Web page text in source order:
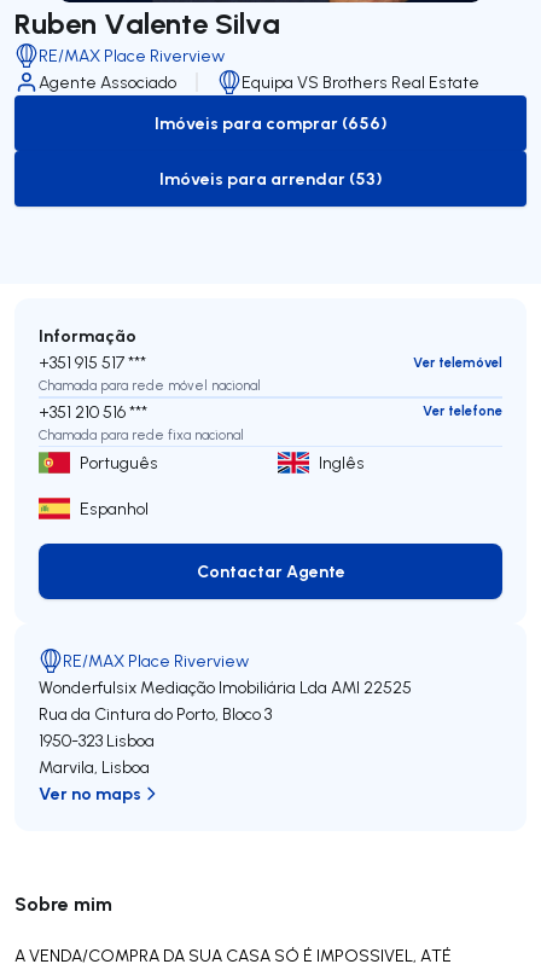
Ruben Valente Silva
RE/MAX Place Riverview
Agente Associado
Equipa VS Brothers Real Estate
to-buy-listing
Imóveis para comprar (656)
to-rent-listing
Imóveis para arrendar (53)
Sobre mim
A VENDA/COMPRA DA SUA CASA SÓ É IMPOSSIVEL, ATÉ
Informação
+351 915 517 ***
Ver telemóvel
Chamada para rede móvel nacional
+351 210 516 ***
Ver telefone
Chamada para rede fixa nacional
Português Inglês
Espanhol
Contactar Agente
Contactar Agente
RE/MAX Place Riverview
Wonderfulsix Mediação Imobiliária Lda AMI 22525
Rua da Cintura do Porto, Bloco 3
1950-323 Lisboa
Marvila, Lisboa
Ver no maps